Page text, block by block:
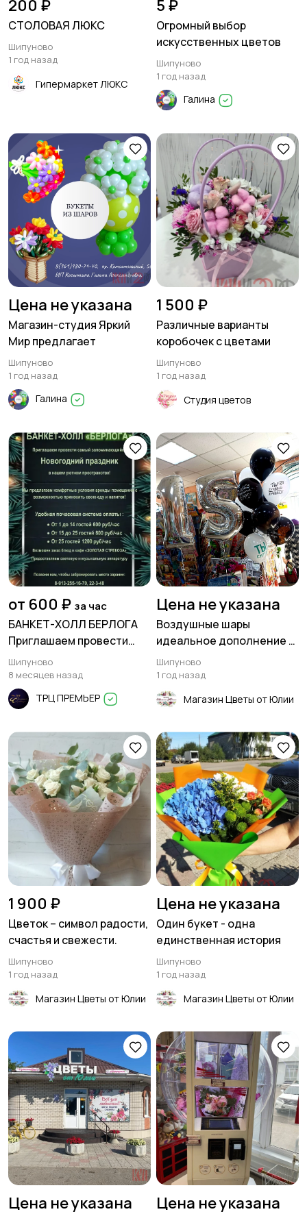
200 ₽
СТОЛОВАЯ ЛЮКС
Шипуново
1 год назад
Гипермаркет ЛЮКС
5 ₽
Огромный выбор
искусственных цветов
Шипуново
1 год назад
Галина
Цена не указана
Магазин-студия Яркий
Мир предлагает
Шипуново
1 год назад
Галина
1 500 ₽
Различные варианты
коробочек с цветами
Шипуново
1 год назад
Студия цветов
от 600 ₽ за час
БАНКЕТ-ХОЛЛ БЕРЛОГА
Приглашаем провести
самый запоминающийся
Новогодний праздник в
нашем уютном
пространстве!
Шипуново
8 месяцев назад
ТРЦ ПРЕМЬЕР
Цена не указана
Воздушные шары
идеальное дополнение к
любому мероприятию
Шипуново
1 год назад
Магазин Цветы от Юлии
1 900 ₽
Цветок – символ радости,
счастья и свежести.
Шипуново
1 год назад
Магазин Цветы от Юлии
Цена не указана
Один букет - одна
единственная история
Шипуново
1 год назад
Магазин Цветы от Юлии
Цена не указана Цена не указана